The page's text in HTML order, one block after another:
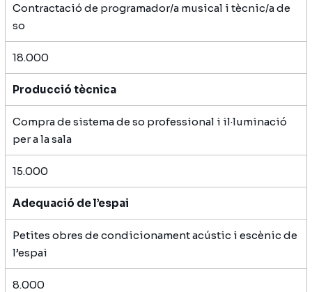
Contractació de programador/a musical i tècnic/a de
so
18.000
Producció tècnica
Compra de sistema de so professional i il·luminació
per a la sala
15.000
Adequació de l’espai
Petites obres de condicionament acústic i escènic de
l’espai
8.000